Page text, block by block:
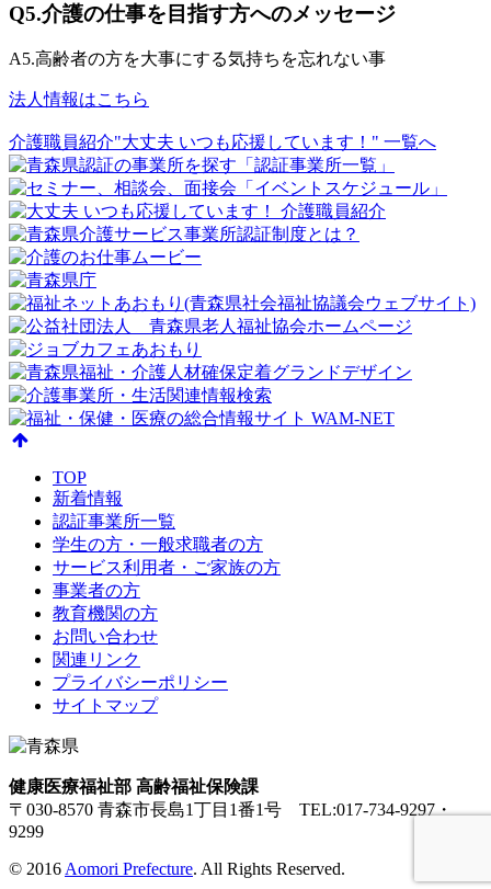
Q5.介護の仕事を目指す方へのメッセージ
A5.高齢者の方を大事にする気持ちを忘れない事
法人情報はこちら
介護職員紹介"大丈夫 いつも応援しています！" 一覧へ
TOP
新着情報
認証事業所一覧
学生の方・一般求職者の方
サービス利用者・ご家族の方
事業者の方
教育機関の方
お問い合わせ
関連リンク
プライバシーポリシー
サイトマップ
健康医療福祉部 高齢福祉保険課
〒030-8570 青森市長島1丁目1番1号 TEL:017-734-9297・
9299
© 2016 Aomori Prefecture. All Rights Reserved.